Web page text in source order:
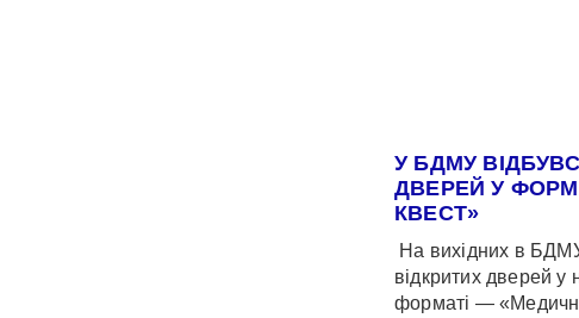
У БДМУ
ДВЕРЕЙ У
КВЕСТ»
На вихідних в
відкритих дверей у
форматі —